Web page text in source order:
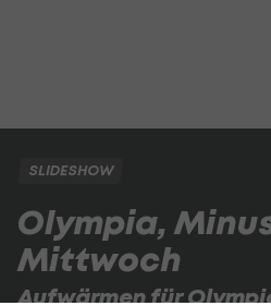
SLIDESHOW
Olympia,
Mittwoch
Aufwärmen für